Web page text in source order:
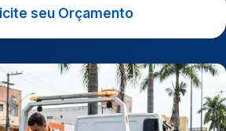
seu Orçamento